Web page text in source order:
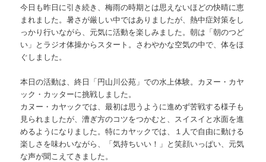
今日も昨日に引き続き、梅雨の時期とは思えないほどの快晴に恵
まれました。暑さが厳しい中ではありましたが、熱中症対策をし
っかり行いながら、元気に活動を楽しみました。朝は「朝のつど
い」とラジオ体操からスタート。さわやかな空気の中で、体をほ
ぐしました。
本日の活動は、終日「円山川公苑」での水上体験。カヌー・カヤ
ック・カッターに挑戦しました。
カヌー・カヤックでは、最初は思うように進めず苦戦する様子も
見られましたが、漕ぎ方のコツをつかむと、スイスイと水面を進
めるようになりました。特にカヤックでは、１人で自由に動ける
楽しさを味わいながら、「気持ちいい！」と笑顔いっぱい、元気
な声が聞こえてきました。